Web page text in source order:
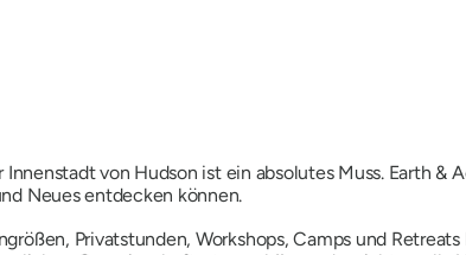
von Hudson ist ein absolutes Muss. Earth &
Neues entdecken können.
Privatstunden, Workshops, Camps und